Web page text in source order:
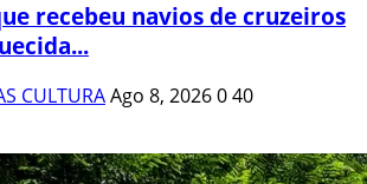
recebeu navios de cruzeiros
CULTURAAgo 8, 2026040